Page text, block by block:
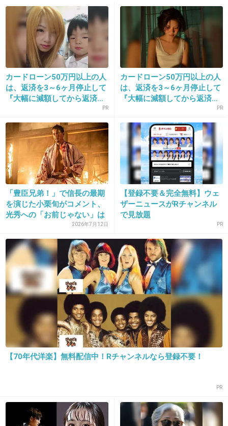
出典：news.walkerplus.com
+730 -39
13. 匿名 2014/10/17(金) 11:08:56
テレビ作ってる人は一般市民の声が聞こえてな
+685 -30
14. 匿名 2014/10/17(金) 11:09:42
でた！！
じょじょ女優っつ！！
15. 匿名2014/10/17(金) 11:10:00
＞私が出演させていただく第3話は、第1、2話
とご覧になられた方たちにとってはちょうど面
白さにハマってくる時期だと思います。ですの
で、第3話もぜひご覧いただいて、さらに『最
終回まで絶対に見るぞ！』と思ってくださるき
子じゃない方がいいｗ
カードローン50万円以上の人
は、返済を3～6ヶ月停止して
『大幅に減額してから返済...
PR
カードローン50万円以上の人
は、返済を3～6ヶ月停止して
『大幅に減額してから返済...
PR
「豊臣兄弟！」で信長の最期
を演じた小栗旬がコメント、
光秀への「お前じゃない」は
2026年7月12日
【登録不要＆完全無料】ウェ
ザーニュースがRチャンネル
で見放題
PR
【70年代洋楽】無料配信中！Rチャンネルなら登録不要！
PR